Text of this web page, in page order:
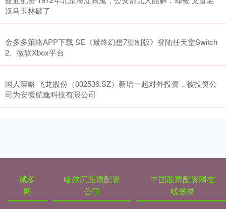
汉马玉林破了
金多多策略APP下载 SE《最终幻想7重制版》登陆任天堂Switch
2、微软Xbox平台
国人策略 飞龙股份（002536.SZ）新增一起对外投资，被投资公
司为安徽航逸科技有限公司
诚多
网
哈尔滨股票配资
公司
中国股票配资网在
线登录